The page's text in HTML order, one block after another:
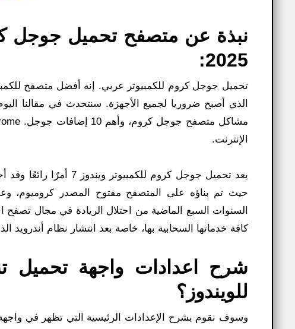
2025:
الذي أصبح ضروريا لجميع الأجهزة. سنتحدث في مقالنا
الإنترنت.
حيث تم بناؤه على المتصفح مفتوح المصدر كروميوم،
السنوات السبع الماضية من احتلال الريادة في مجال
كافة خدماتها السحابية بها، خاصة بعد انتشار نظام أندرويد الذي يستخدمه
للويندوز؟
وسوف نقوم بشرح الإعدادات الرئيسية التي تظهر في